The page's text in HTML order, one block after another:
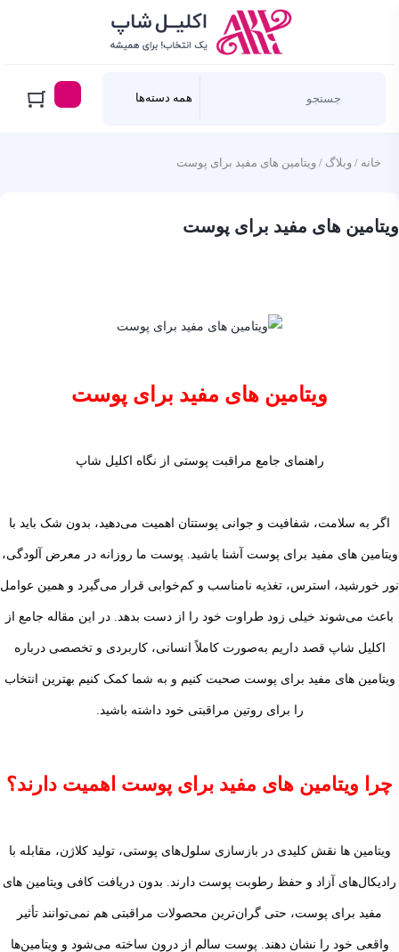
خانه / وبلاگ / ویتامین های مفید برای پوست
ویتامین های مفید برای پوست
ویتامین های مفید برای پوست
راهنمای جامع مراقبت پوستی از نگاه اکلیل شاپ
اگر به سلامت، شفافیت و جوانی پوستتان اهمیت می‌دهید، بدون شک باید با
ویتامین های مفید برای پوست آشنا باشید. پوست ما روزانه در معرض آلودگی،
نور خورشید، استرس، تغذیه نامناسب و کم‌خوابی قرار می‌گیرد و همین عوامل
باعث می‌شوند خیلی زود طراوت خود را از دست بدهد. در این مقاله جامع از
اکلیل شاپ قصد داریم به‌صورت کاملاً انسانی، کاربردی و تخصصی درباره
ویتامین های مفید برای پوست صحبت کنیم و به شما کمک کنیم بهترین انتخاب
را برای روتین مراقبتی خود داشته باشید.
چرا ویتامین های مفید برای پوست اهمیت دارند؟
ویتامین ها نقش کلیدی در بازسازی سلول‌های پوستی، تولید کلاژن، مقابله با
رادیکال‌های آزاد و حفظ رطوبت پوست دارند. بدون دریافت کافی ویتامین های
مفید برای پوست، حتی گران‌ترین محصولات مراقبتی هم نمی‌توانند تأثیر
واقعی خود را نشان دهند. پوست سالم از درون ساخته می‌شود و ویتامین‌ها